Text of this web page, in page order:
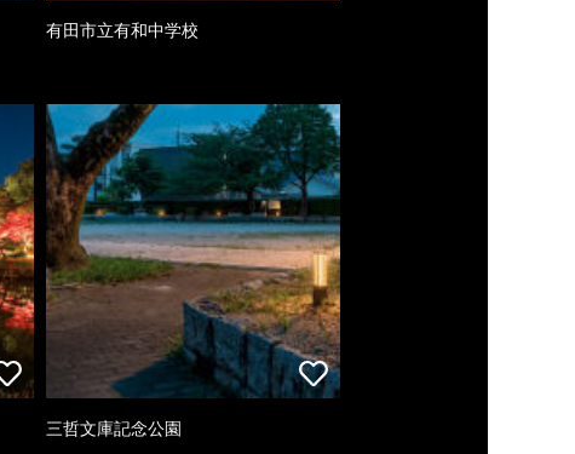
有田市立有和中学校
三哲文庫記念公園